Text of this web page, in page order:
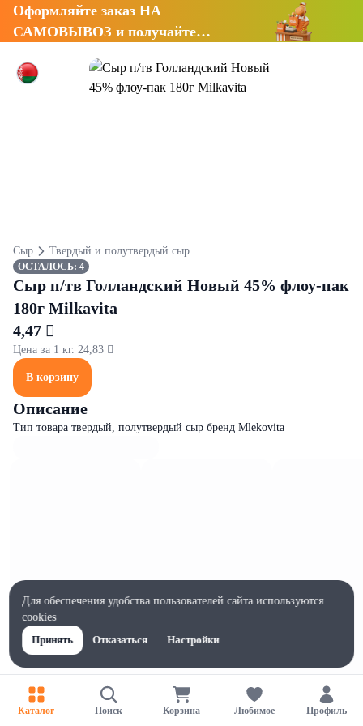
Оформляйте заказ НА
САМОВЫВОЗ и получайте
Сыр Твердый и полутвердый сыр
ОСТАЛОСЬ: 4
Сыр п/тв Голландский Новый 45% флоу-пак
180г Milkavita
4,47 
Цена за 1 кг. 24,83 
В корзину
Описание
Тип товара твердый, полутвердый сыр бренд Mlekovita
Характеристики
Каталог Поиск Корзина Любимое Профиль
Для обеспечения удобства пользователей сайта используются
cookies
Принять
Отказаться Настройки